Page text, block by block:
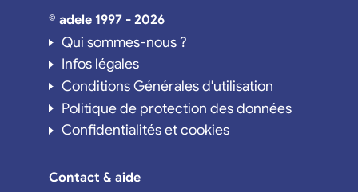
© adele 1997 - 2026
Qui sommes-nous ?
Infos légales
Conditions Générales d'utilisation
Politique de protection des données
Confidentialités et cookies
Contact & aide